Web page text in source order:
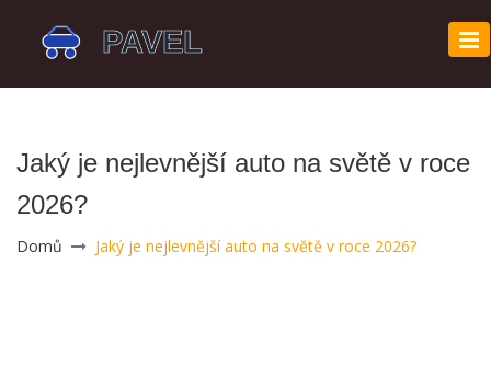
Jaký je nejlevnější auto na světě v roce
2026?
Domů Jaký je nejlevnější auto na světě v roce 2026?